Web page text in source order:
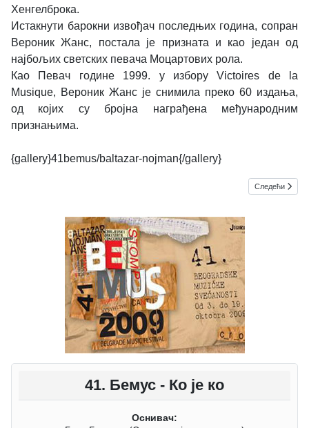
Хенгелброка.
Истакнути барокни извођач последњих година, сопран
Вероник Жанс, постала је призната и као један од
најбољих светских певача Моцартових рола.
Као Певач године 1999. у избору Victoires de la
Musique, Вероник Жанс је снимила преко 60 издања,
од којих су бројна награђена међународним
признањима.
{gallery}41bemus/baltazar-nojman{/gallery}
Следећи
Следећи
41. Бемус - Ко је ко
Оснивач: